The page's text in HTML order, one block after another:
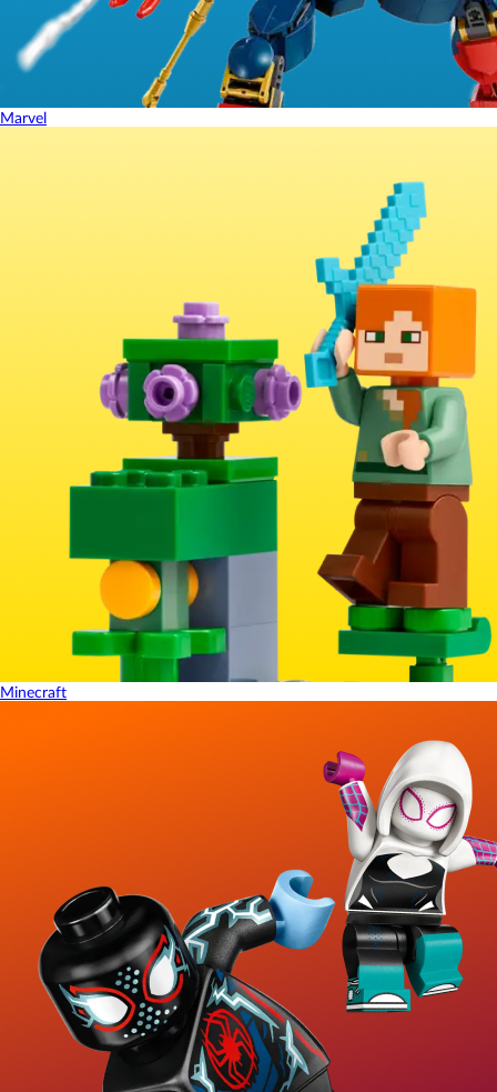
Marvel
Minecraft